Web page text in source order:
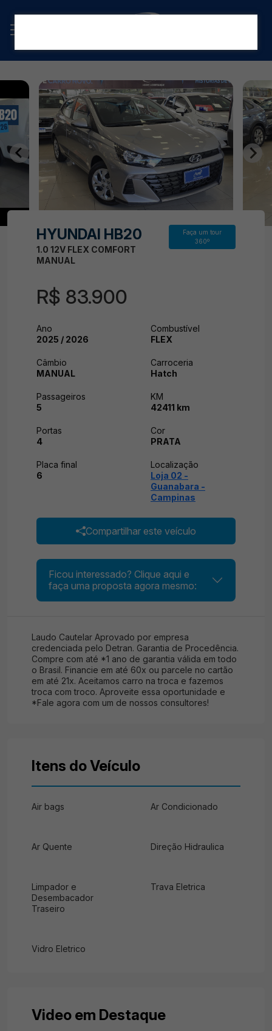
HYUNDAI HB20
1.0 12V FLEX COMFORT
MANUAL
Faça um tour
360º
R$ 83.900
Ano
2025 / 2026
Combustível
FLEX
Câmbio
MANUAL
Carroceria
Hatch
Passageiros
5
KM
42411 km
Portas
4
Cor
PRATA
Placa final
6
Localização
Loja 02 -
Guanabara -
Campinas
Compartilhar este veículo
Ficou interessado? Clique aqui e
faça uma proposta agora mesmo:
Laudo Cautelar Aprovado por empresa
credenciada pelo Detran. Garantia de Procedência.
Compre com até *1 ano de garantia válida em todo
o Brasil. Financie em até 60x ou parcele no cartão
em até 21x. Aceitamos carro na troca e fazemos
troca com troco. Aproveite essa oportunidade e
*Fale agora com um de nossos consultores!
Itens do Veículo
Air bags Ar Condicionado
Ar Quente Direção Hidraulica
Limpador e
Desembacador
Traseiro
Trava Eletrica
Vidro Eletrico
Video em Destaque